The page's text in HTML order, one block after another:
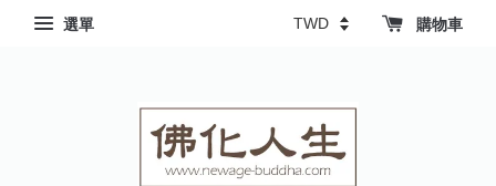
選單 購物車